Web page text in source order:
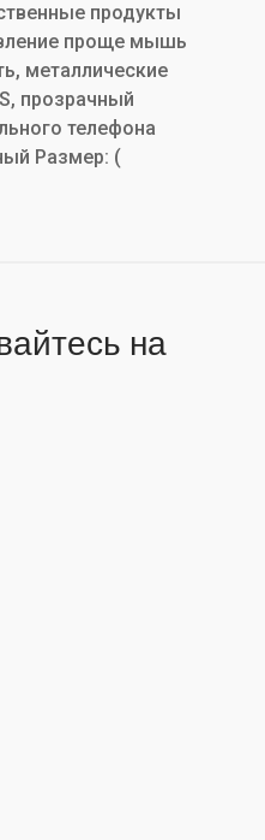
продукты
проще мышь
металлические
прозрачный
телефона
Размер: (
на